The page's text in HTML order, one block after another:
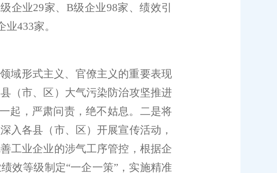
级企业29家、 B级企业98家、绩效引
业433家。
域形式主义、官僚主义的重要表现
（市、 区 ） 大气污染防治攻坚推进
起，严肃问责，绝不姑息。二是将
入各县（市、 区）开展宣传活动，
工业企业的涉气工序管控，根据企
效等级制定“一企一策” ， 实施精准